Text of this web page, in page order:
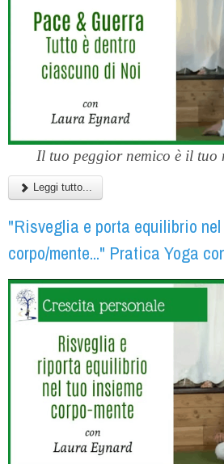
Il tuo peggior nemico è il tuo
Leggi tutto...
"Risveglia e porta equilibrio
corpo/mente..." Pratica Yoga